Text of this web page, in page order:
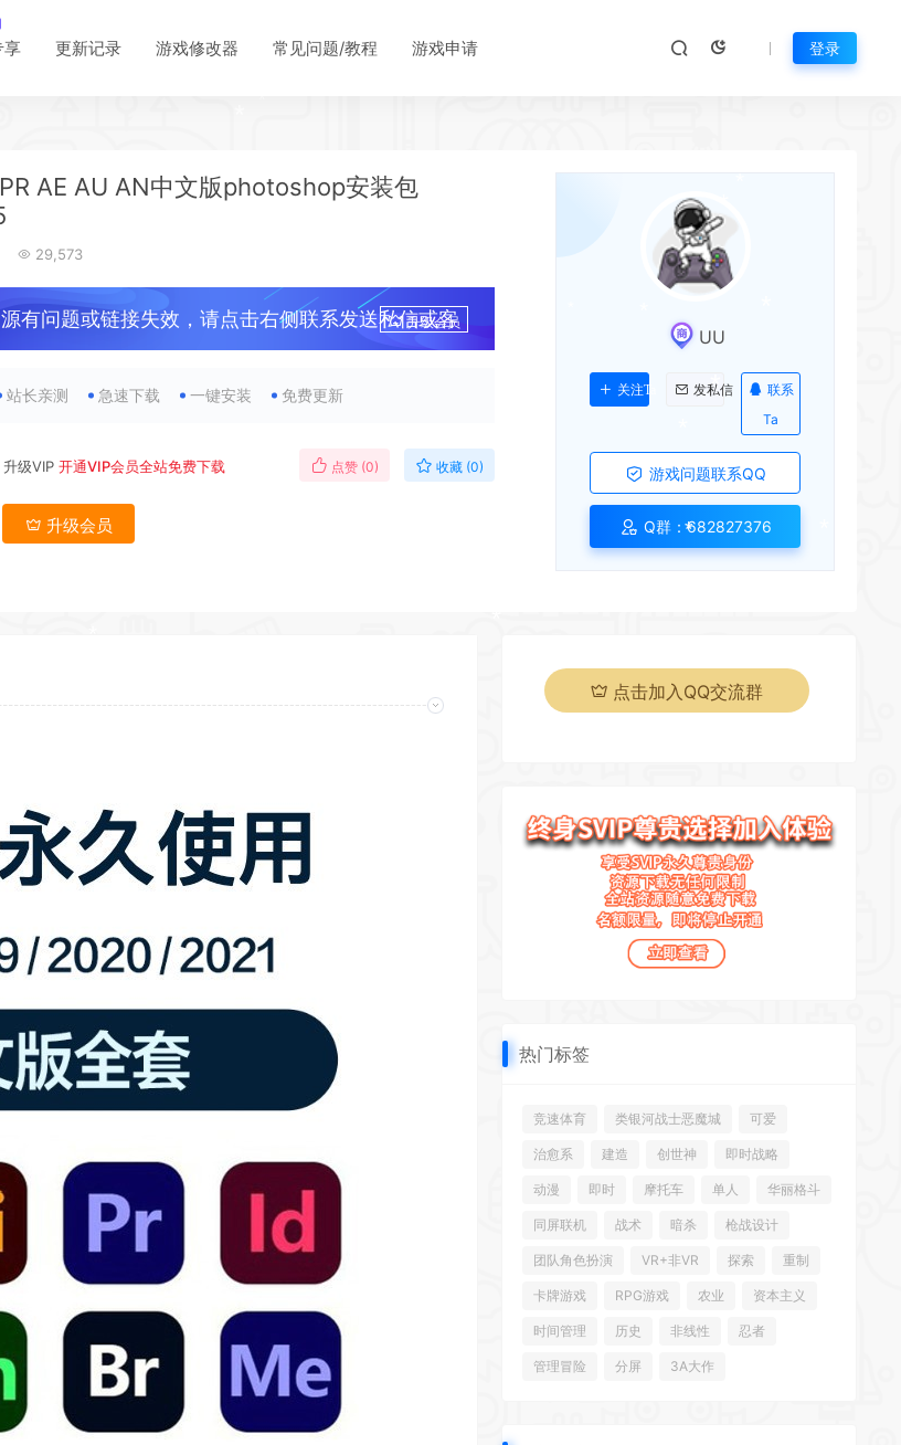
享 更新记录 游戏修改器 常见问题/教程 游戏申请 登录
AE AU AN中文版photoshop安装包
29,573
有问题或链接失效，请点击右侧联系发送私信或客
升级会员
站长亲测 急速下载 一键安装 免费更新
升级VIP 开通VIP会员全站免费下载 点赞 (0) 收藏 (0)
升级会员
UU
关注Ta 发私信
联系
Ta
游戏问题联系QQ
Q群：682827376
点击加入QQ交流群
热门标签
竞速体育 类银河战士恶魔城 可爱
治愈系 建造 创世神 即时战略
动漫 即时 摩托车 单人 华丽格斗
同屏联机 战术 暗杀 枪战设计
团队角色扮演 VR+非VR 探索 重制
卡牌游戏 RPG游戏 农业 资本主义
时间管理 历史 非线性 忍者
管理冒险 分屏 3A大作
*
*
*
*
*
*
*